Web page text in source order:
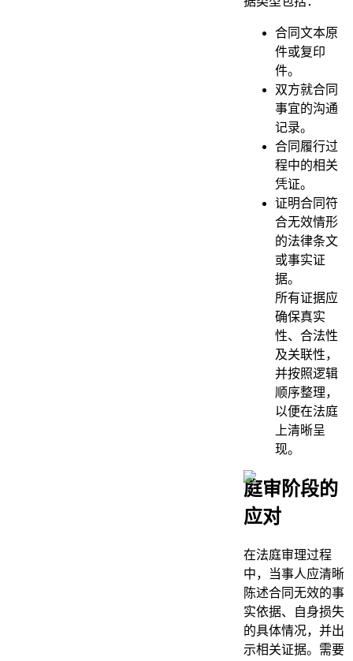
合同文本原
件或复印
件。
双方就合同
事宜的沟通
记录。
合同履行过
程中的相关
凭证。
证明合同符
合无效情形
的法律条文
或事实证
据。
所有证据应
确保真实
性、合法性
及关联性，
并按照逻辑
顺序整理，
以便在法庭
上清晰呈
现。
庭审阶段的
应对
在法庭审理过程
中，当事人应清晰
陈述合同无效的事
实依据、自身损失
的具体情况，并出
示相关证据。需要